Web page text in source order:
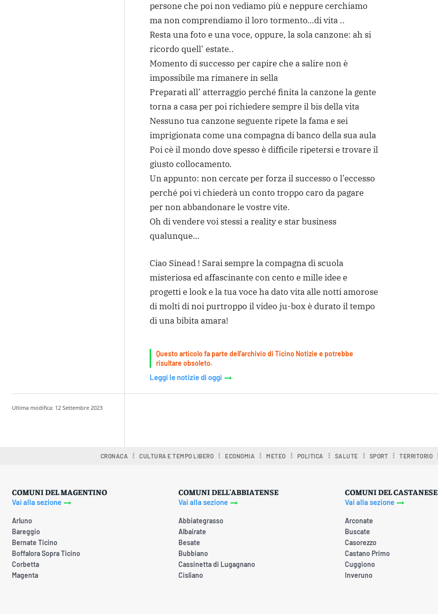
persone che poi non vediamo più e neppure cerchiamo
ma non comprendiamo il loro tormento…di vita ..
Resta una foto e una voce, oppure, la sola canzone: ah si
ricordo quell’ estate..
Momento di successo per capire che a salire non è
impossibile ma rimanere in sella
Preparati all’ atterraggio perché finita la canzone la gente
torna a casa per poi richiedere sempre il bis della vita
Nessuno tua canzone seguente ripete la fama e sei
imprigionata come una compagna di banco della sua aula
Poi cè il mondo dove spesso è difficile ripetersi e trovare il
giusto collocamento.
Un appunto: non cercate per forza il successo o l’eccesso
perché poi vi chiederà un conto troppo caro da pagare
per non abbandonare le vostre vite.
Oh di vendere voi stessi a reality e star business
qualunque…
Ciao Sinead ! Sarai sempre la compagna di scuola
misteriosa ed affascinante con cento e mille idee e
progetti e look e la tua voce ha dato vita alle notti amorose
di molti di noi purtroppo il video ju-box è durato il tempo
di una bibita amara!
Questo articolo fa parte dell'archivio di Ticino Notizie e potrebbe
risultare obsoleto.
Leggi le notizie di oggi
Ultima modifica: 12 Settembre 2023
CRONACA CULTURA E TEMPO LIBERO ECONOMIA METEO POLITICA SALUTE SPORT TERRITORIO
COMUNI DEL MAGENTINO
Vai alla sezione
Arluno
Bareggio
Bernate Ticino
Boffalora Sopra Ticino
Corbetta
Magenta
COMUNI DELL'ABBIATENSE
Vai alla sezione
Abbiategrasso
Albairate
Besate
Bubbiano
Cassinetta di Lugagnano
Cisliano
COMUNI DEL CASTANESE
Vai alla sezione
Arconate
Buscate
Casorezzo
Castano Primo
Cuggiono
Inveruno